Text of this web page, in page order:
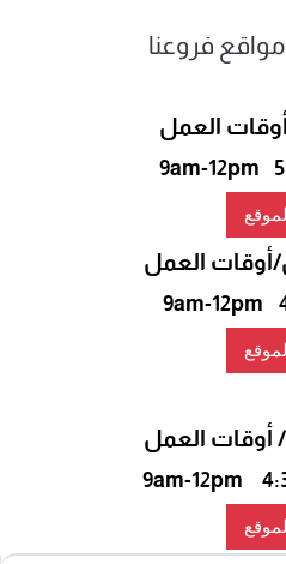
فروعنا
العمل
9am-12pm
أوقات العمل
9am-12pm
/ أوقات العمل
9am-12pm